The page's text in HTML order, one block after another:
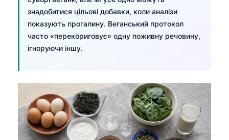
знадобитися цільові добавки, коли аналізи
показують прогалину. Веганський протокол
часто «перекориговує» одну поживну речовину,
ігноруючи іншу.